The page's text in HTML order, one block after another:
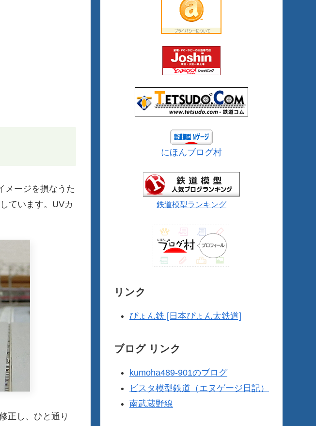
メージを損なうた
ています。UVカ
正し、ひと通り
にほんブログ村
鉄道模型ランキング
リンク
ぴょん鉄 [日本ぴょん太鉄道]
ブログ リンク
kumoha489-901のブログ
ビスタ模型鉄道（エヌゲージ日記）
南武蔵野線